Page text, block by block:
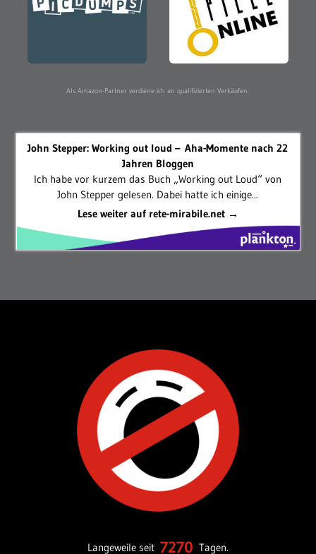
Als Amazon-Partner verdiene ich an qualifizierten Verkäufen.
John Stepper: Working out loud – Aha-Momente nach 22
Jahren Bloggen
Ich habe vor kurzem das Buch „Working out Loud“ von
John Stepper gelesen. Dabei hatte ich einige...
Lese weiter auf rete-mirabile.net →
Langeweile seit 7270 Tagen.